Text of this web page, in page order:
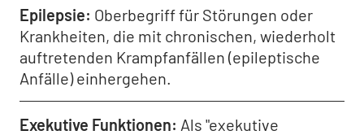
Epilepsie Oberbegriff für Störungen oder
Krankheiten, die mit chronischen, wiederholt
auftretenden Krampfanfällen (epileptische
Anfälle) einhergehen.
Exekutive Funktionen Als "exekutive